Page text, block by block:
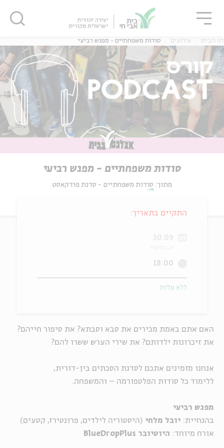
דף הבית אירועים סודות משפחתיים - מפגש רביעי
סודות משפחתיים - מפגש רביעי
מתוך: סודות משפחתיים - סדנת פודקאסט
האם אתם באמת מכירים את סבא וסבתא? את סיפור חייהם?
את זיכרונות ילדותם? את שירי הערש ששרו להם?
אנחנו מזמינים אתכם לסדנת הסכתים בין-דורית,
ללימוד כל סודות הפלטפורמה – והמשפחה.
מפגש רביעי
בהנחיית: יובל מלחי (היסטוריה לילדים, פרונטירז, קטעים)
אורח מיוחד: היוטיובר BlueDropPlus
התקיים בתאריך:
30.09
18:00
ללא עלות
סגור